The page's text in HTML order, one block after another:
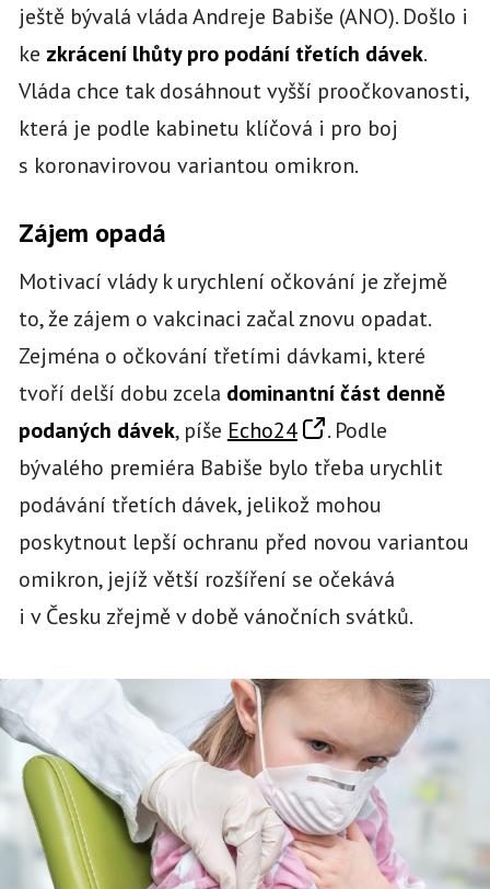
ještě bývalá vláda Andreje Babiše (ANO). Došlo i
ke zkrácení lhůty pro podání třetích dávek.
Vláda chce tak dosáhnout vyšší proočkovanosti,
která je podle kabinetu klíčová i pro boj
s koronavirovou variantou omikron.
Zájem opadá
Motivací vlády k urychlení očkování je zřejmě
to, že zájem o vakcinaci začal znovu opadat.
Zejména o očkování třetími dávkami, které
tvoří delší dobu zcela dominantní část denně
podaných dávek, píše Echo24
. Podle
bývalého premiéra Babiše bylo třeba urychlit
podávání třetích dávek, jelikož mohou
poskytnout lepší ochranu před novou variantou
omikron, jejíž větší rozšíření se očekává
i v Česku zřejmě v době vánočních svátků.